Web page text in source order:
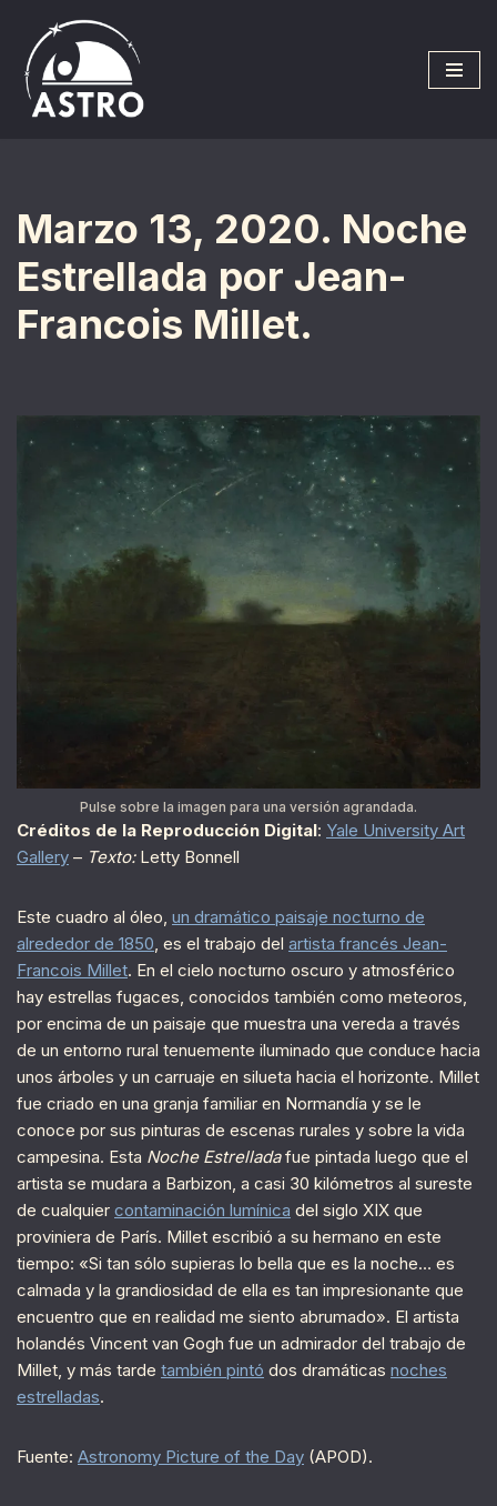
Saltar
al
contenido
Marzo 13, 2020. Noche
Estrellada por Jean-
Francois Millet.
Pulse sobre la imagen para una versión agrandada.
Créditos de la Reproducción Digital: Yale University Art
Gallery – Texto:Letty Bonnell
Este cuadro al óleo, un dramático paisaje nocturno de
alrededor de 1850, es el trabajo del artista francés Jean-
Francois Millet. En el cielo nocturno oscuro y atmosférico
hay estrellas fugaces, conocidos también como meteoros,
por encima de un paisaje que muestra una vereda a través
de un entorno rural tenuemente iluminado que conduce hacia
unos árboles y un carruaje en silueta hacia el horizonte. Millet
fue criado en una granja familiar en Normandía y se le
conoce por sus pinturas de escenas rurales y sobre la vida
campesina. Esta Noche Estrelladafue pintada luego que el
artista se mudara a Barbizon, a casi 30 kilómetros al sureste
de cualquier contaminación lumínica del siglo XIX que
proviniera de París. Millet escribió a su hermano en este
tiempo: «Si tan sólo supieras lo bella que es la noche… es
calmada y la grandiosidad de ella es tan impresionante que
encuentro que en realidad me siento abrumado». El artista
holandés Vincent van Gogh fue un admirador del trabajo de
Millet, y más tarde también pintó dos dramáticas noches
estrelladas.
Fuente: Astronomy Picture of the Day (APOD).